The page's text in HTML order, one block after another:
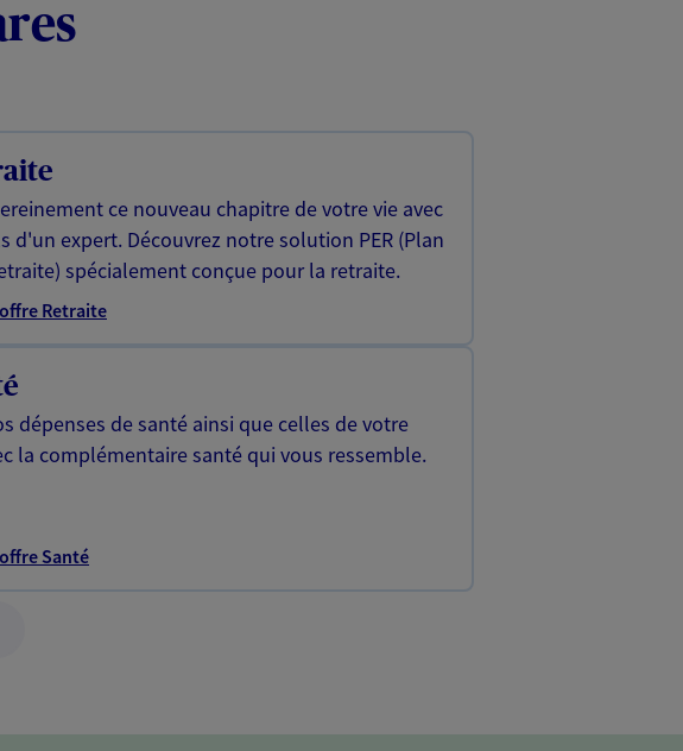
ce nouveau chapitre de votre vie avec
d'un expert. Découvrez notre solution PER (Plan
spécialement conçue pour la retraite.
Retraite
dépenses de santé ainsi que celles de votre
la complémentaire santé qui vous ressemble.
Santé